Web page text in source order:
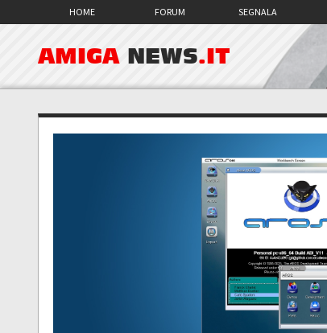
HOME FORUM SEGNALA
AMIGA NEWS.IT